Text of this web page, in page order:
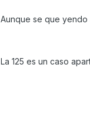
Aunque se que yendo
La 125 es un caso